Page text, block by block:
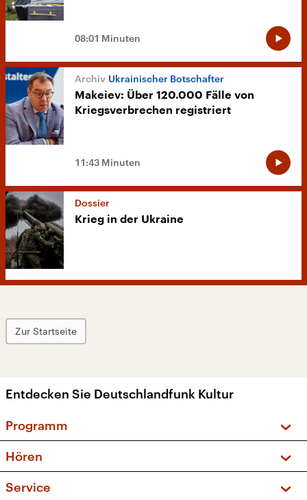
08:01 Minuten
Ukrainischer Botschafter
Makeiev: Über 120.000 Fälle von
Kriegsverbrechen registriert
11:43 Minuten
Dossier
Krieg in der Ukraine
Zur Startseite
Entdecken Sie Deutschlandfunk Kultur
Programm
Sendungen und Podcasts
Musikliste
Hören
Service